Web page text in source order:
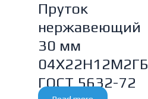
Пруток
нержавеющий
30 мм
04Х22Н12М2ГБ
ГОСТ 5632-72